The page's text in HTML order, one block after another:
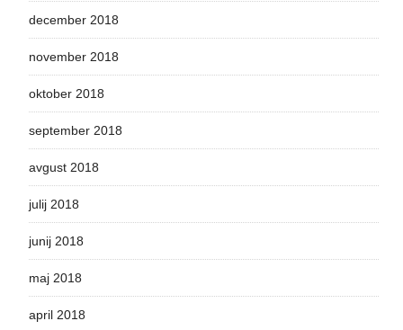
december 2018
november 2018
oktober 2018
september 2018
avgust 2018
julij 2018
junij 2018
maj 2018
april 2018